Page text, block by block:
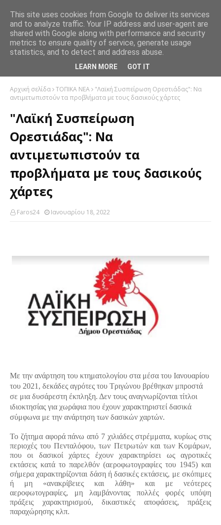
Αρχική σελίδα ΤΟΠΙΚΑ ΝΕΑ
"Λαϊκή Συσπείρωση Ορεστιάδας": Να
αντιμετωπιστούν τα προβλήματα με τους δασικούς χάρτες
"Λαϊκή Συσπείρωση
Ορεστιάδας": Να
αντιμετωπιστούν τα
προβλήματα με τους δασικούς
χάρτες
Faros24 Ιανουαρίου 18, 2022
Με την ανάρτηση του κτηματολογίου στα μέσα του Ιανουαρίου
του 2021, δεκάδες αγρότες του Τριγώνου βρέθηκαν μπροστά
σε μια δυσάρεστη έκπληξη. Δεν τους αναγνωρίζονται τίτλοι
ιδιοκτησίας για χωράφια που έχουν χαρακτηριστεί δασικά
σύμφωνα με την ανάρτηση των δασικών χαρτών.
Το ζήτημα αφορά πάνω από 7 χιλιάδες στρέμματα, κυρίως στις
περιοχές του Πενταλόφου, των Πετρωτών και των Κομάρων,
που οι δασικοί χάρτες έχουν χαρακτηρίσει ως αγροτικές
εκτάσεις κατά το παρελθόν (αεροφωτογραφίες του 1945) και
σήμερα χαρακτηρίζονται δάση ή δασικές εκτάσεις, με σκόπιμες
ή μη «ανακρίβειες και λάθη» και με νεότερες
αεροφωτογραφίες, μη λαμβάνοντας πολλές φορές υπόψη
πράξεις χαρακτηρισμού, δικαστικές αποφάσεις, πράξεις
παραχώρησης κλπ.
This site uses cookies from Google to deliver its services
and to analyze traffic. Your IP address and user-agent are
shared with Google along with performance and security
metrics to ensure quality of service, generate usage
statistics, and to detect and address abuse.
LEARN MORE GOT IT